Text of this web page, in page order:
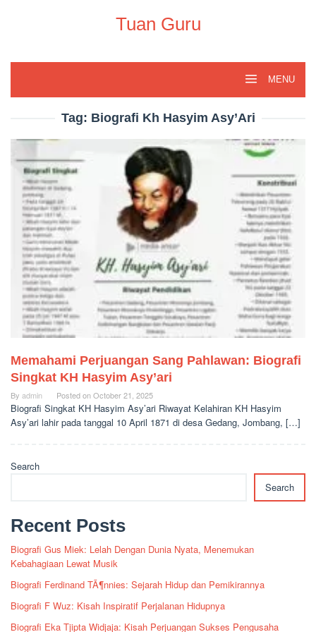
Tuan Guru
MENU
Tag: Biografi Kh Hasyim Asy’Ari
Memahami Perjuangan Sang Pahlawan: Biografi
Singkat KH Hasyim Asy’ari
By admin Posted onOctober 21, 2025
Biografi Singkat KH Hasyim Asy’ari Riwayat Kelahiran KH Hasyim
Asy’ari lahir pada tanggal 10 April 1871 di desa Gedang, Jombang, […]
Search
Search
Recent Posts
Biografi Gus Miek: Lelah Dengan Dunia Nyata, Menemukan
Kebahagiaan Lewat Musik
Biografi Ferdinand TÃ¶nnies: Sejarah Hidup dan Pemikirannya
Biografi F Wuz: Kisah Inspiratif Perjalanan Hidupnya
Biografi Eka Tjipta Widjaja: Kisah Perjuangan Sukses Pengusaha